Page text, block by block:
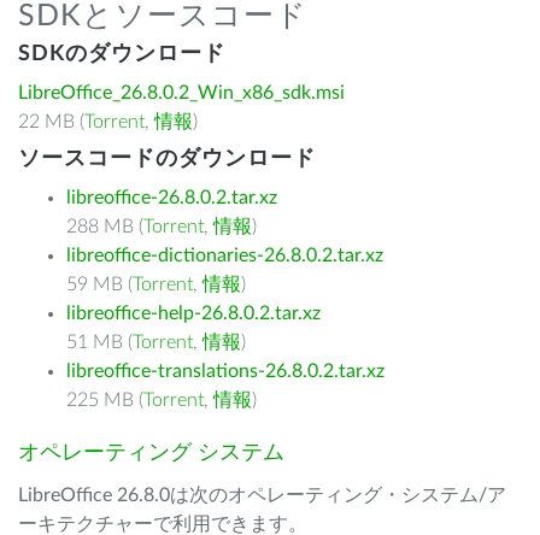
SDKとソースコード
SDKのダウンロード
LibreOffice_26.8.0.2_Win_x86_sdk.msi
22 MB (Torrent,情報)
ソースコードのダウンロード
libreoffice-26.8.0.2.tar.xz
288 MB (Torrent,情報)
libreoffice-dictionaries-26.8.0.2.tar.xz
59 MB (Torrent,情報)
libreoffice-help-26.8.0.2.tar.xz
51 MB (Torrent,情報)
libreoffice-translations-26.8.0.2.tar.xz
225 MB (Torrent,情報)
オペレーティング システム
LibreOffice 26.8.0は次のオペレーティング・システム/ア
ーキテクチャーで利用できます。